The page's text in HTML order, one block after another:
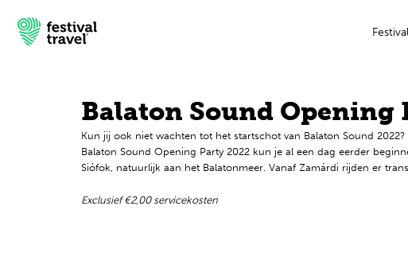
Festivals
Balaton Sound Opening
Kun jij ook niet wachten tot het startschot van Balaton Sound
Balaton Sound Opening Party 2022 kun je al een dag eerder
Siófok, natuurlijk aan het Balatonmeer. Vanaf Zamárdi rijden er
Exclusief €2,00 servicekosten